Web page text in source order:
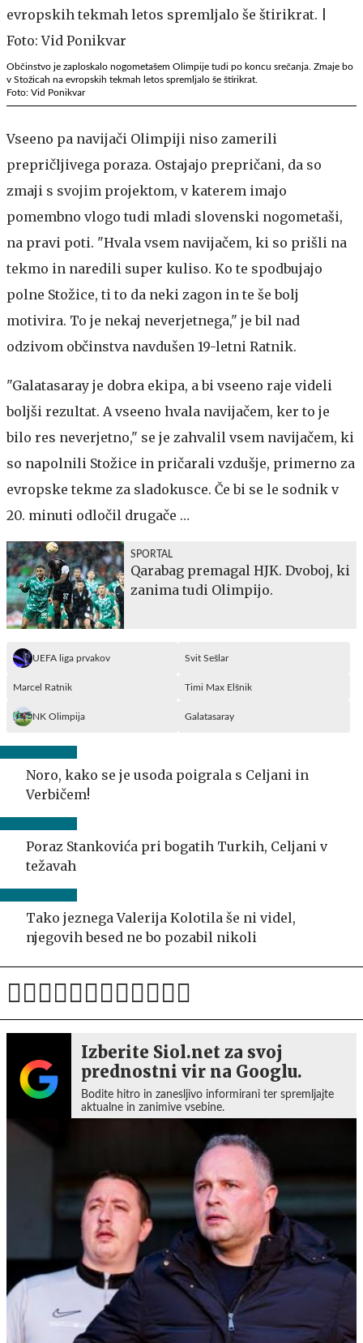
Občinstvo je zaploskalo nogometašem Olimpije tudi po koncu srečanja. Zmaje bo
v Stožicah na evropskih tekmah letos spremljalo še štirikrat.
Foto: Vid Ponikvar
Vseeno pa navijači Olimpiji niso zamerili
prepričljivega poraza. Ostajajo prepričani, da so
zmaji s svojim projektom, v katerem imajo
pomembno vlogo tudi mladi slovenski nogometaši,
na pravi poti. "Hvala vsem navijačem, ki so prišli na
tekmo in naredili super kuliso. Ko te spodbujajo
polne Stožice, ti to da neki zagon in te še bolj
motivira. To je nekaj neverjetnega," je bil nad
odzivom občinstva navdušen 19-letni Ratnik.
"Galatasaray je dobra ekipa, a bi vseeno raje videli
boljši rezultat. A vseeno hvala navijačem, ker to je
bilo res neverjetno," se je zahvalil vsem navijačem, ki
so napolnili Stožice in pričarali vzdušje, primerno za
evropske tekme za sladokusce. Če bi se le sodnik v
20. minuti odločil drugače …
SPORTAL
Qarabag premagal HJK. Dvoboj, ki
zanima tudi Olimpijo.
UEFA liga prvakov Svit Sešlar
Marcel Ratnik Timi Max Elšnik
NK Olimpija Galatasaray
Noro, kako se je usoda poigrala s Celjani in
Verbičem!
Poraz Stankovića pri bogatih Turkih, Celjani v
težavah
Tako jeznega Valerija Kolotila še ni videl,
njegovih besed ne bo pozabil nikoli
Izberite Siol.net za svoj
prednostni vir na Googlu.
Bodite hitro in zanesljivo informirani ter spremljajte
aktualne in zanimive vsebine.